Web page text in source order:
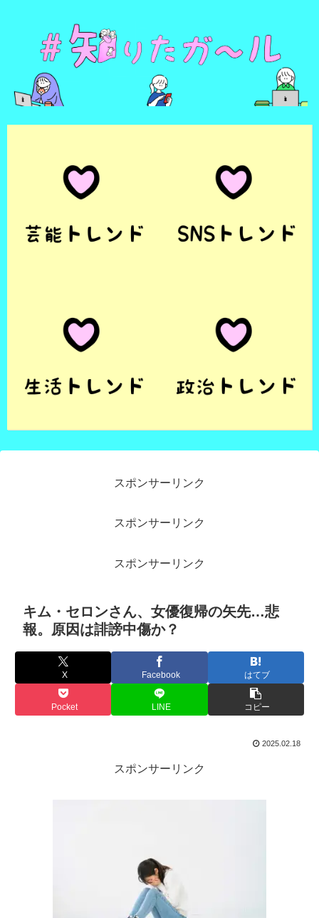
スポンサーリンク
スポンサーリンク
スポンサーリンク
キム・セロンさん、女優復帰の矢先…悲
報。原因は誹謗中傷か？
X Facebook はてブ
Pocket LINE コピー
2025.02.18
スポンサーリンク